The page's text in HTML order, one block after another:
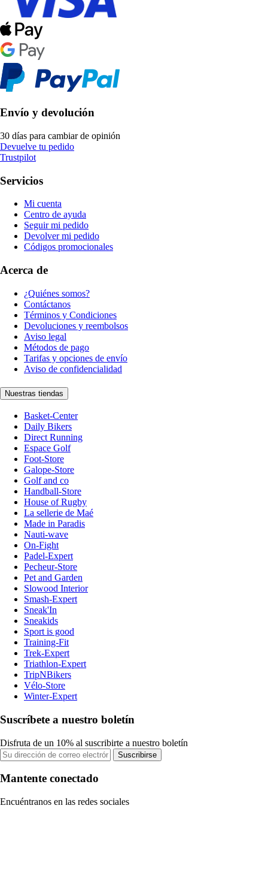
Envío y devolución
30 días para cambiar de opinión
Devuelve tu pedido
Trustpilot
Servicios
Mi cuenta
Centro de ayuda
Seguir mi pedido
Devolver mi pedido
Códigos promocionales
Acerca de
¿Quiénes somos?
Contáctanos
Términos y Condiciones
Devoluciones y reembolsos
Aviso legal
Métodos de pago
Tarifas y opciones de envío
Aviso de confidencialidad
Nuestras tiendas
Basket-Center
Daily Bikers
Direct Running
Espace Golf
Foot-Store
Galope-Store
Golf and co
Handball-Store
House of Rugby
La sellerie de Maé
Made in Paradis
Nauti-wave
On-Fight
Padel-Expert
Pecheur-Store
Pet and Garden
Slowood Interior
Smash-Expert
Sneak'In
Sneakids
Sport is good
Training-Fit
Trek-Expert
Triathlon-Expert
TripNBikers
Vélo-Store
Winter-Expert
Suscríbete a nuestro boletín
Disfruta de un 10% al suscribirte a nuestro boletín
Suscribirse
Mantente conectado
Encuéntranos en las redes sociales